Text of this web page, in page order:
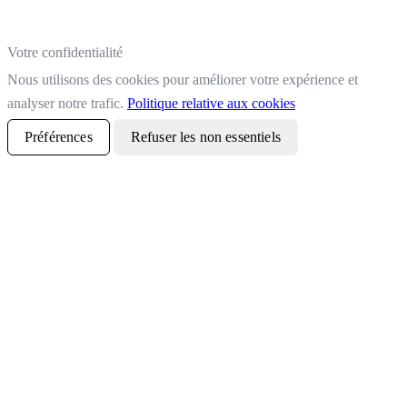
Votre confidentialité
Nous utilisons des cookies pour améliorer votre expérience et
analyser notre trafic. Politique relative aux cookies
Préférences Refuser les non essentiels